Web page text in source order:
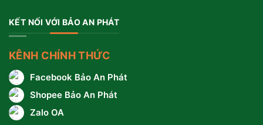
KẾT NỐI VỚI BẢO AN PHÁT
KÊNH CHÍNH THỨC
Facebook Bảo An Phát
Shopee Bảo An Phát
Zalo OA